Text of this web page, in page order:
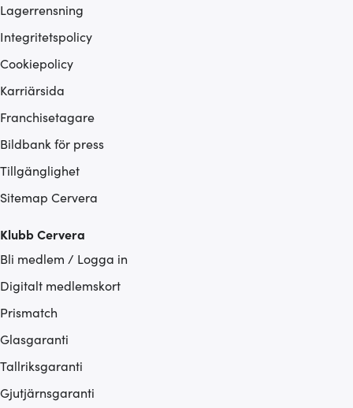
Lagerrensning
Integritetspolicy
Cookiepolicy
Karriärsida
Franchisetagare
Bildbank för press
Tillgänglighet
Sitemap Cervera
Klubb Cervera
Bli medlem / Logga in
Digitalt medlemskort
Prismatch
Glasgaranti
Tallriksgaranti
Gjutjärnsgaranti